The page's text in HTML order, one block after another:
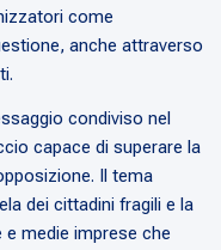
come
anche attraverso
condiviso nel
capace di superare la
Il tema
dei cittadini fragili e la
medie imprese che